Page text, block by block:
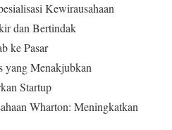
Kewirausahaan
dan Bertindak
ke Pasar
yang Menakjubkan
Startup
Wharton: Meningkatkan